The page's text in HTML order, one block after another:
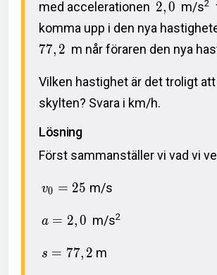
med accelerationen 2,0 m/s2
komma upp i den nya
77, 2 m når föraren den nya
Vilken hastighet är det troligt
skylten? Svara i km/h.
Lösning
Först sammanställer vi vad vi
v0 = 25 m/s
a = 2,0 m/s2
s = 77, 2 m